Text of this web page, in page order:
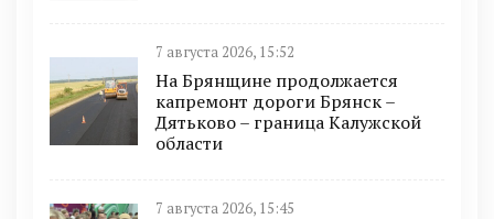
7 августа 2026, 15:52
На Брянщине продолжается
капремонт дороги Брянск –
Дятьково – граница Калужской
области
7 августа 2026, 15:45